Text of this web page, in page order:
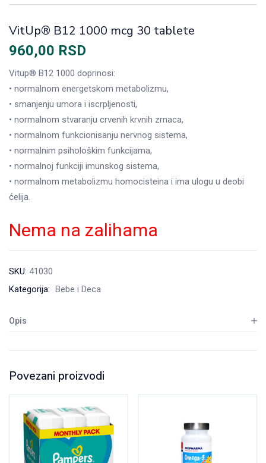
VitUp® B12 1000 mcg 30 tablete
960,00 RSD
Vitup® B12 1000 doprinosi:
• normalnom energetskom metabolizmu,
• smanjenju umora i iscrpljenosti,
• normalnom stvaranju crvenih krvnih zrnaca,
• normalnom funkcionisanju nervnog sistema,
• normalnim psihološkim funkcijama,
• normalnoj funkciji imunskog sistema,
• normalnom metabolizmu homocisteina i ima ulogu u deobi
ćelija.
Nema na zalihama
SKU: 41030
Kategorija:
Bebe i Deca
Opis
Povezani proizvodi